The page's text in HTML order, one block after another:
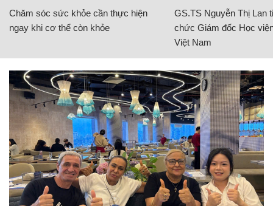
Chăm sóc sức khỏe cần thực hiện
ngay khi cơ thể còn khỏe
GS.TS Nguyễn Thị Lan
chức Giám đốc Học
Việt Nam